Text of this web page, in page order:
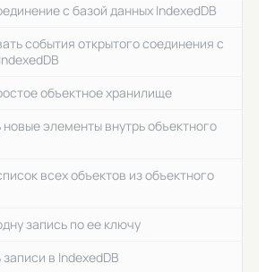
с базой данных IndexedDB
события открытого соединения с
объектное хранилище
новые элементы внутрь объектного
всех объектов из объектного
запись по ее ключу
в IndexedDB